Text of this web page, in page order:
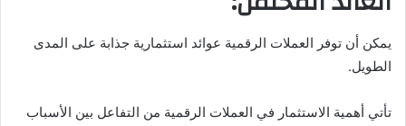
يمكن أن توفر العملات الرقمية عوائد استثمارية جذابة على المدى
الطويل.
تأتي أهمية الاستثمار في العملات الرقمية من التفاعل بين الأسباب